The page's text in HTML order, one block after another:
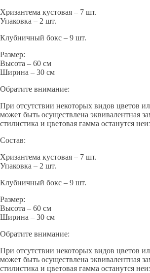
Хризантема кустовая – 7 шт.
Упаковка – 2 шт.
Клубничный бокс – 9 шт.
Размер:
Высота – 60 см
Ширина – 30 см
Обратите внимание:
При отсутствии некоторых видов цветов
может быть осуществлена эквивалентная
стилистика и цветовая гамма останутся
Состав:
Хризантема кустовая – 7 шт.
Упаковка – 2 шт.
Клубничный бокс – 9 шт.
Размер:
Высота – 60 см
Ширина – 30 см
Обратите внимание:
При отсутствии некоторых видов цветов
может быть осуществлена эквивалентная
стилистика и цветовая гамма останутся